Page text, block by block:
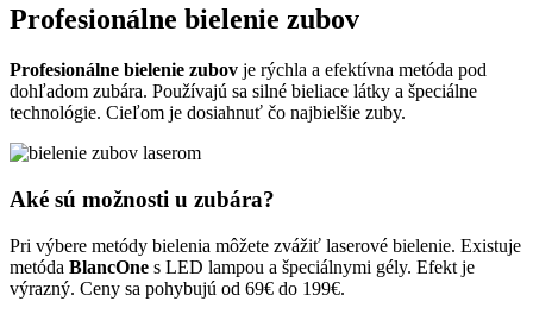
Profesionálne bielenie zubov
Profesionálne bielenie zubov je rýchla a efektívna metóda pod
dohľadom zubára. Používajú sa silné bieliace látky a špeciálne
technológie. Cieľom je dosiahnuť čo najbielšie zuby.
Aké sú možnosti u zubára?
Pri výbere metódy bielenia môžete zvážiť laserové bielenie. Existuje
metóda BlancOne s LED lampou a špeciálnymi gély. Efekt je
výrazný. Ceny sa pohybujú od 69€ do 199€.